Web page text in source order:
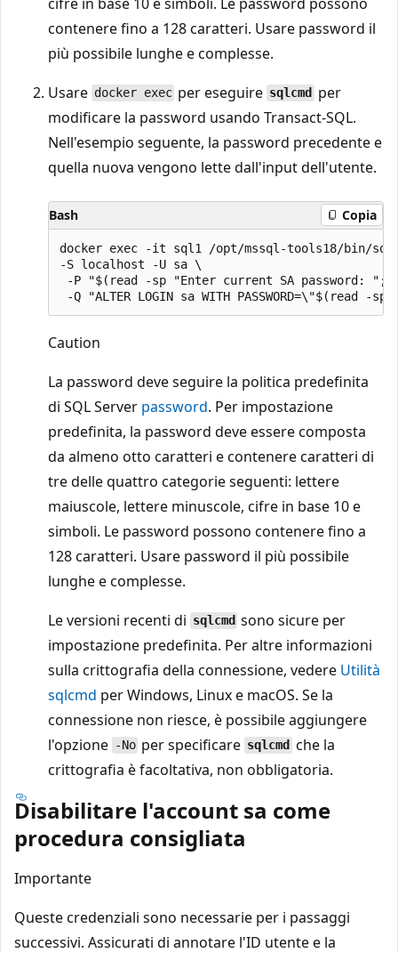
contenere fino a 128 caratteri. Usare password il
più possibile lunghe e complesse.
Usare docker exec per eseguire sqlcmd
per
modificare la password usando Transact-SQL.
Nell'esempio seguente, la password precedente e
quella nuova vengono lette dall'input dell'utente.
Bash Copia
docker exec -it sql1 /opt/mssql-tools18/bin/
-S localhost -U sa \
-P "$(read -sp "Enter current SA password: ";
Caution
La password deve seguire la politica predefinita
di SQL Server password. Per impostazione
predefinita, la password deve essere composta
da almeno otto caratteri e contenere caratteri di
tre delle quattro categorie seguenti: lettere
maiuscole, lettere minuscole, cifre in base 10 e
simboli. Le password possono contenere fino a
128 caratteri. Usare password il più possibile
lunghe e complesse.
Le versioni recenti di sqlcmd sono sicure per
impostazione predefinita. Per altre informazioni
sulla crittografia della connessione, vedere Utilità
sqlcmd per Windows, Linux e macOS. Se la
connessione non riesce, è possibile aggiungere
l'opzione -No per specificare sqlcmd che la
crittografia è facoltativa, non obbligatoria.
Disabilitare l'account sa come
procedura consigliata
Importante
Queste credenziali sono necessarie per i passaggi
successivi. Assicurati di annotare l'ID utente e la